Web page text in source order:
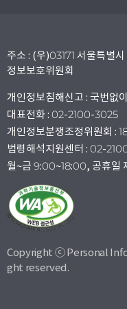
주소 : (우)03171 서울특별
정보보호위원회
개인정보침해신고 : 국번없
대표전화 : 02-2100-3025
개인정보분쟁조정위원회 :
법령해석지원센터 : 02-
월~금 9:00~18:00, 공휴일
Copyright ⓒ Personal
ght reserved.